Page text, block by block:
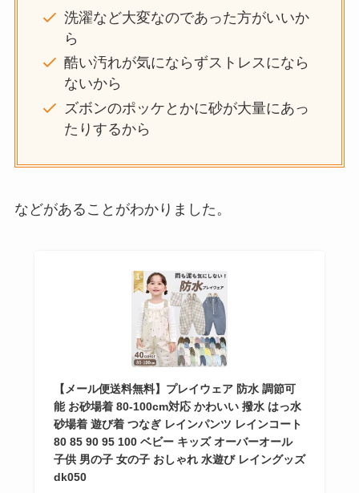
洗濯など大変なのであった方がいいか
ら
酷い汚れが気にならずストレスになら
ないから
ズボンのポッケとかに砂が大量にあっ
たりするから
などがあることがわかりました。
【メール便送料無料】プレイウェア 防水 調節可
能 お砂場着 80-100cm対応 かわいい 撥水 はっ水
砂場着 遊び着 つなぎ レインパンツ レインコート
80 85 90 95 100 ベビー キッズ オーバーオール
子供 男の子 女の子 おしゃれ 水遊び レイングッズ
dk050